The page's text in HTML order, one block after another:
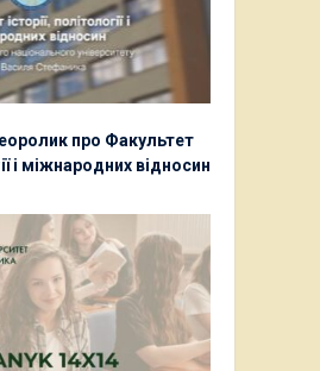
про Факультет
і міжнародних відносин